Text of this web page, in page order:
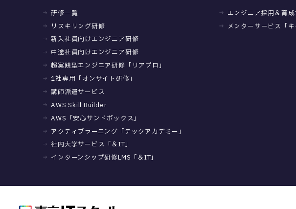
研修一覧
リスキリング研修
新入社員向けエンジニア研修
中途社員向けエンジニア研修
超実践型エンジニア研修「リアプロ」
1社専用「オンサイト研修」
講師派遣サービス
AWS Skill Builder
AWS「安心サンドボックス」
アクティブラーニング「テックアカデミー」
社内大学サービス「＆IT」
インターンシップ研修LMS「＆IT」
エンジニア採用＆育成
メンターサービス「キ